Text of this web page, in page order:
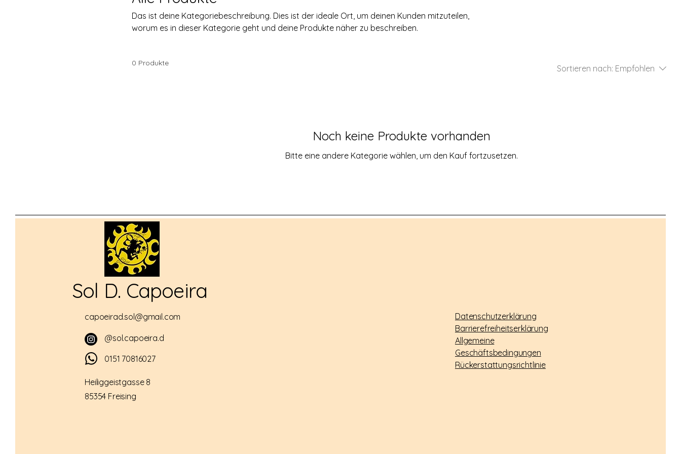
Das ist deine Kategoriebeschreibung. Dies ist der ideale Ort, um deinen Kunden mitzuteilen,
worum es in dieser Kategorie geht und deine Produkte näher zu beschreiben.
0 Produkte
Sortieren nach: Empfohlen
Noch keine Produkte vorhanden
Bitte eine andere Kategorie wählen, um den Kauf fortzusetzen.
Sol D. Capoeira
capoeirad.sol@gmail.com
@sol.capoeira.d
0151 70816027
Heiliggeistgasse 8
85354 Freising
Datenschutzerklärung
Barrierefreiheitserklärung
Allgemeine
Geschäftsbedingungen
Rückerstattungsrichtlinie